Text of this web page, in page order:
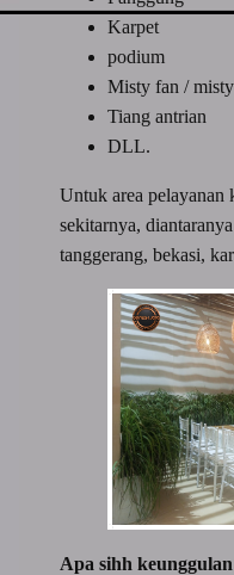
Karpet
podium
Misty fan /
Tiang antrian
DLL.
Untuk area pelayanan
sekitarnya,
tanggerang, bekasi,
Apa sihh